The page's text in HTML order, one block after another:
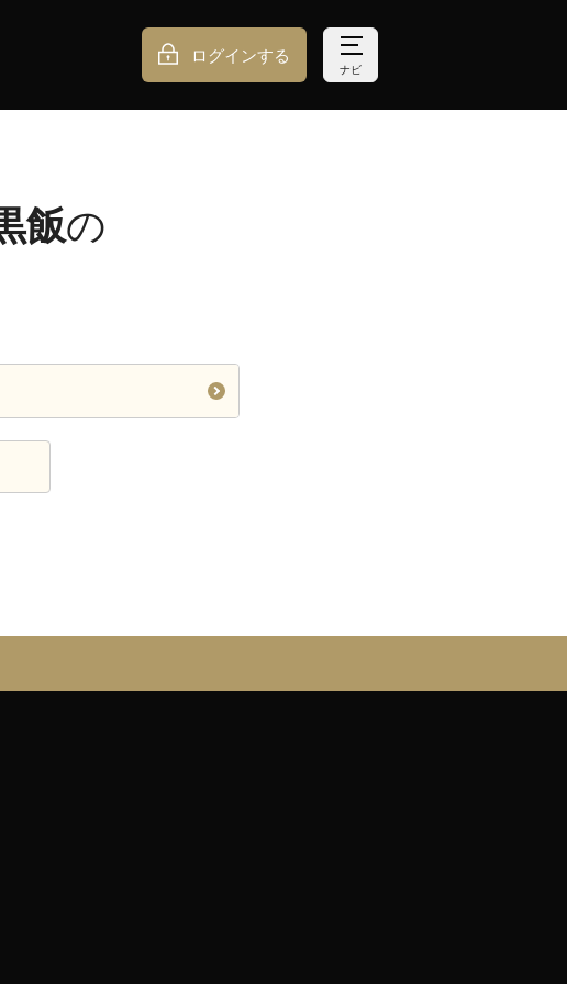
ログインする
ナビ
飯の